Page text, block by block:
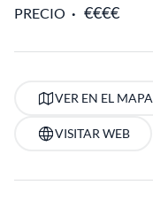
PRECIO
VER EN EL MAPA
VISITAR WEB